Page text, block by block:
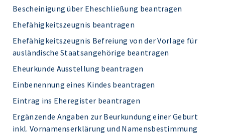
Bescheinigung über Eheschließung beantragen
Ehefähigkeitszeugnis beantragen
Ehefähigkeitszeugnis Befreiung von der Vorlage für
ausländische Staatsangehörige beantragen
Eheurkunde Ausstellung beantragen
Einbenennung eines Kindes beantragen
Eintrag ins Eheregister beantragen
Ergänzende Angaben zur Beurkundung einer Geburt
inkl. Vornamenserklärung und Namensbestimmung